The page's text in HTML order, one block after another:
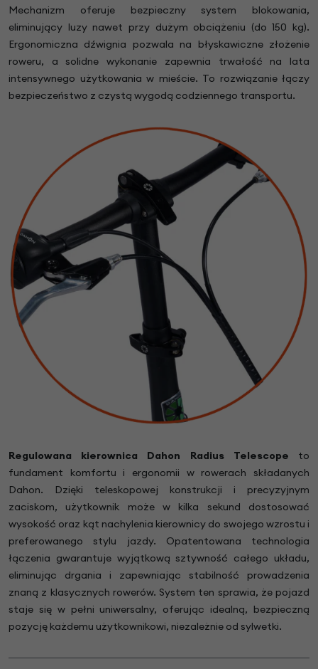
Mechanizm oferuje bezpieczny system blokowania,
eliminujący luzy nawet przy dużym obciążeniu (do 150 kg).
Ergonomiczna dźwignia pozwala na błyskawiczne złożenie
roweru, a solidne wykonanie zapewnia trwałość na lata
intensywnego użytkowania w mieście. To rozwiązanie łączy
bezpieczeństwo z czystą wygodą codziennego transportu.
Regulowana kierownica Dahon Radius Telescope to
fundament komfortu i ergonomii w rowerach składanych
Dahon. Dzięki teleskopowej konstrukcji i precyzyjnym
zaciskom, użytkownik może w kilka sekund dostosować
wysokość oraz kąt nachylenia kierownicy do swojego wzrostu i
preferowanego stylu jazdy. Opatentowana technologia
łączenia gwarantuje wyjątkową sztywność całego układu,
eliminując drgania i zapewniając stabilność prowadzenia
znaną z klasycznych rowerów. System ten sprawia, że pojazd
staje się w pełni uniwersalny, oferując idealną, bezpieczną
pozycję każdemu użytkownikowi, niezależnie od sylwetki.